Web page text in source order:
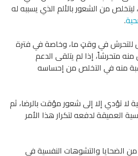
ليتخلص من الشعور بالألم الذي يسببه له
.
في وقتٍ ما، وخاصة في فترة
متحرشاً، إذا لم يتلقى الدعم
منه في التخلص من إحساسه
لا تؤدي إلا إلى شعور مؤقت بالرضا، ثم
العميقة لدفعه لتكرار هذا الأمر
من الضحايا والتشوهات النفسية في